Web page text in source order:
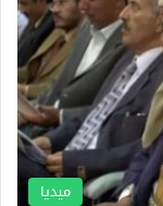
ميديا